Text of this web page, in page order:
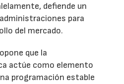
defiende un
para
del mercado.
que la
actúe como elemento
programación estable